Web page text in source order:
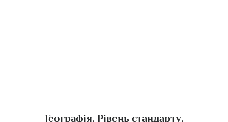
Географія. Рівень стандарту.